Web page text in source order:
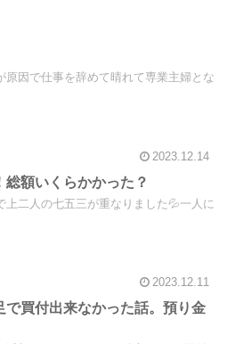
因で仕事を辞めて晴れて専業主婦とな
2023.12.14
総額いくらかかった？
二人の七五三が重なりました💦一人に
2023.12.11
で買付出来なかった話。預り金